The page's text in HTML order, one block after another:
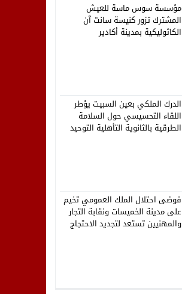
مؤسسة سوس ماسة للعيش
المشترك تزور كنيسة سانت آن
الكاثوليكية بمدينة أكادير
الدرك الملكي بعين السبيت يؤطر
اللقاء التحسيسي حول السلامة
الطرقية بالثانوية التأهلية التوحيد
فوضى احتلال الملك العمومي تخيم
على مدينة الخميسات ونقابة التجار
والمهنيين تستعد لتجديد الاحتجاج